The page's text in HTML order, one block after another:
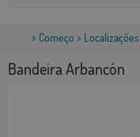
> Começo > Localizações
Bandeira Arbancón